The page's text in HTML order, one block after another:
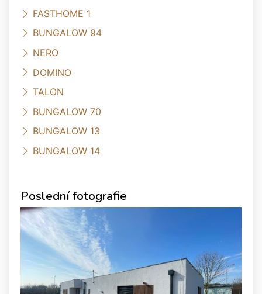
FASTHOME 1
BUNGALOW 94
NERO
DOMINO
TALON
BUNGALOW 70
BUNGALOW 13
BUNGALOW 14
Poslední fotografie